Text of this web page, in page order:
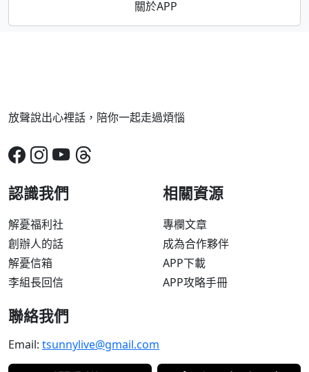
關於APP
放聲說出心裡話，陪你一起走過煩惱
認識我們
解憂福利社
創辦人的話
解憂信箱
李組長回信
相關資源
專欄文章
成為合作夥伴
APP下載
APP攻略手冊
聯絡我們
Email: tsunnylive@gmail.com